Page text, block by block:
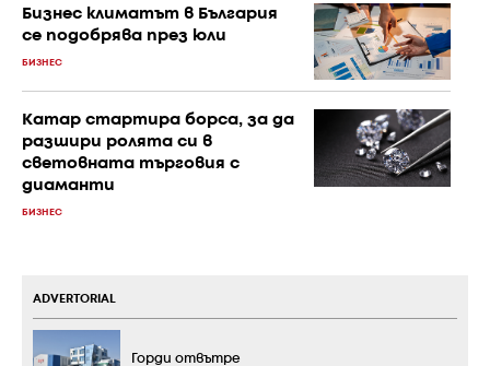
Бизнес климатът в България
се подобрява през юли
БИЗНЕС
Катар стартира борса, за да
разшири ролята си в
световната търговия с
диаманти
БИЗНЕС
ADVERTORIAL
Горди отвътре